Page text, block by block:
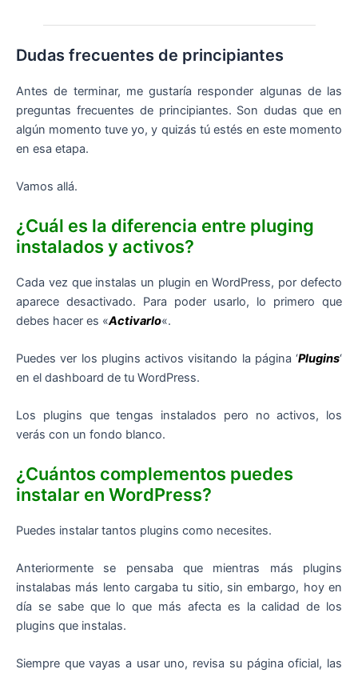
Dudas frecuentes de principiantes
Antes de terminar, me gustaría responder algunas de las
preguntas frecuentes de principiantes. Son dudas que en
algún momento tuve yo, y quizás tú estés en este momento
en esa etapa.
Vamos allá.
¿Cuál es la diferencia entre pluging
instalados y activos?
Cada vez que instalas un plugin en WordPress, por defecto
aparece desactivado. Para poder usarlo, lo primero que
debes hacer es «Activarlo«.
Puedes ver los plugins activos visitando la página ‘Plugins‘
en el dashboard de tu WordPress.
Los plugins que tengas instalados pero no activos, los
verás con un fondo blanco.
¿Cuántos complementos puedes
instalar en WordPress?
Puedes instalar tantos plugins como necesites.
Anteriormente se pensaba que mientras más plugins
instalabas más lento cargaba tu sitio, sin embargo, hoy en
día se sabe que lo que más afecta es la calidad de los
plugins que instalas.
Siempre que vayas a usar uno, revisa su página oficial, las